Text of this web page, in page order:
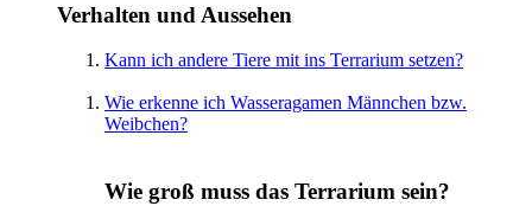
Verhalten und Aussehen
Kann ich andere Tiere mit ins Terrarium setzen?
Wie erkenne ich Wasseragamen Männchen bzw.
Weibchen?
Wie groß muss das Terrarium sein?